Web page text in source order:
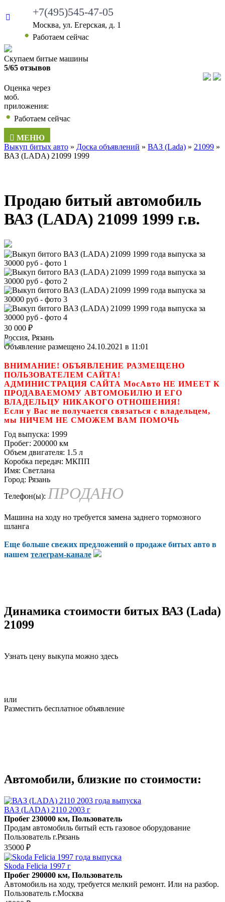
+7(495)545-47-05
Москва, ул. Егерская, д. 1
• Работаем сейчас
Скупаем битые машины
5/65 отзывов
Оценка через
моб.
приложения:
• Работаем сейчас
МЕНЮ
Выкуп битых авто » Доска объявлений » ВАЗ (Lada) » 21099 »
ВАЗ (LADA) 21099 1999
Продаю битый автомобиль
ВАЗ (LADA) 21099 1999 г.в.
30 000 ₽
Россия, Рязань
Объявление размещено 24.10.2021 в 11:01
ВНИМАНИЕ! ОБЪЯВЛЕНИЕ РАЗМЕЩЕНО
ПОЛЬЗОВАТЕЛЕМ САЙТА!
АДМИНИСТРАЦИЯ САЙТА МосАвто НЕ ИМЕЕТ К
ПРОДАВАЕМОМУ АВТОМОБИЛЮ И ЕГО
ВЛАДЕЛЬЦУ НИКАКОГО ОТНОШЕНИЯ!
Если у Вас не получается связаться с владельцем,
мы НИЧЕМ НЕ СМОЖЕМ ВАМ ПОМОЧЬ
Год выпуска: 1999
Пробег: 200000 км
Объем двигателя: 1.5 л
Коробка передач: МКПП
Имя: Светлана
Город: Рязань
Телефон(ы): ПРОДАНО
Машина на ходу но требуется замена заднего тормозного
шланга
Еще больше свежих предложений о продаже битых авто в
нашем телеграм-канале
Динамика стоимости битых ВАЗ (Lada)
21099
Узнать цену выкупа можно здесь
или
Разместить бесплатное объявление
Автомобили, близкие по стоимости:
ВАЗ (LADA) 2110 2003 г
Пробег 230000 км, Пользователь
Продам автомобиль битый есть газовое оборудование
Пользователь г.Рязань
35000 ₽
Skoda Felicia 1997 г
Пробег 290000 км, Пользователь
Автомобиль на ходу, требуется мелкий ремонт. Или на разбор.
Пользователь г.Москва